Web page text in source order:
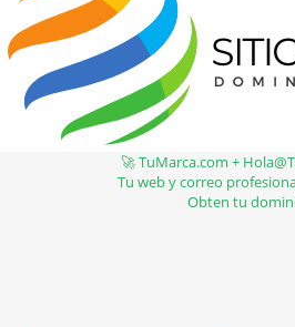
🚀 TuMarca.com +
Tu web y correo
Obten tu